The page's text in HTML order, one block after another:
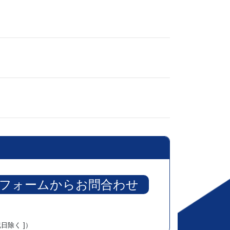
ォームからお問合わせ
除く ]）